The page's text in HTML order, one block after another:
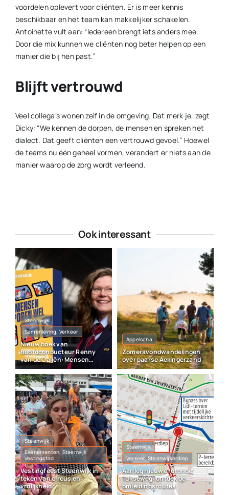
voordelen oplevert voor cliënten. Er is meer kennis
beschikbaar en het team kan makkelijker schakelen.
Antoinette vult aan: “Iedereen brengt iets anders mee.
Door die mix kunnen we cliënten nog beter helpen op een
manier die bij hen past.”
Blijft vertrouwd
Veel collega’s wonen zelf in de omgeving. Dat merk je, zegt
Dicky: “We kennen de dorpen, de mensen en spreken het
dialect. Dat geeft cliënten een vertrouwd gevoel.” Hoewel
de teams nu één geheel vormen, verandert er niets aan de
manier waarop de zorg wordt verleend.
Ook interessant
Steenwijk
Samenleving, Verkeer
Nieuw boek van
hoofdconducteur Renny
van de Galiën: Mensen
sporen wel
Appelscha
Zomeravondwandelingen
over paarse Aekingerzand
Steenwijk
Evenementen, Steenwijk
Vestingstad
Vestingfeest Steenwijk in
teken van circus en
vrolijkheid
Steenwijk
Verkeer, Steenwijkerdiep
Aanleg nieuwe rotonde
Tukseweg: ontdek de
omleidingsroutes